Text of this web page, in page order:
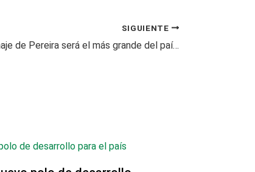
SIGUIENTE
El parque de patinaje de Pereira será el más grande del país: Botero